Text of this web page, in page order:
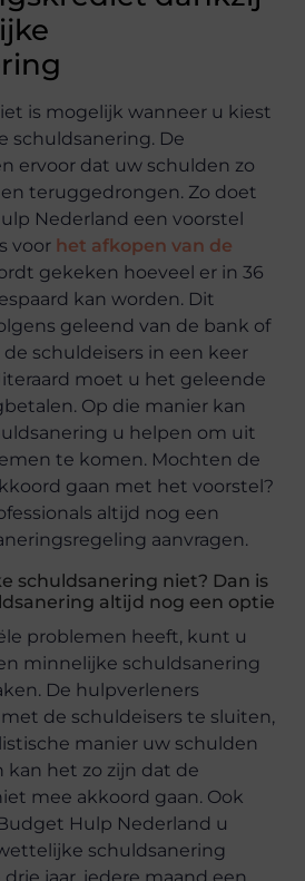
is mogelijk wanneer u kiest
schuldsanering. De
ervoor dat uw schulden zo
teruggedrongen. Zo doet
Nederland een voorstel
voor het afkopen van de
gekeken hoeveel er in 36
kan worden. Dit
geleend van de bank of
schuldeisers in een keer
moet u het geleende
Op die manier kan
u helpen om uit
te komen. Mochten de
gaan met het voorstel?
altijd nog een
aanvragen.
schuldsanering niet? Dan is
altijd nog een optie
problemen heeft, kunt u
minnelijke schuldsanering
De hulpverleners
de schuldeisers te sluiten,
manier uw schulden
kan het zo zijn dat de
mee akkoord gaan. Ook
Hulp Nederland u
schuldsanering